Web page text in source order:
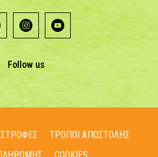
Follow us
ΤΡΟΠΟΙ ΑΠΟΣΤΟΛΗΣ